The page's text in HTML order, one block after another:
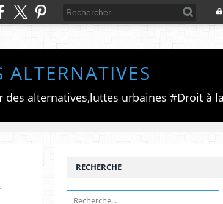
ALTERNATIVES
RECHERCHE